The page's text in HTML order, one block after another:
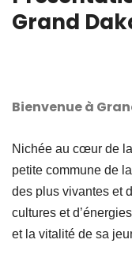
Grand
Bienvenue à
Nichée au cœur de
petite commune de
des plus vivantes et
cultures et
et la vitalité de sa